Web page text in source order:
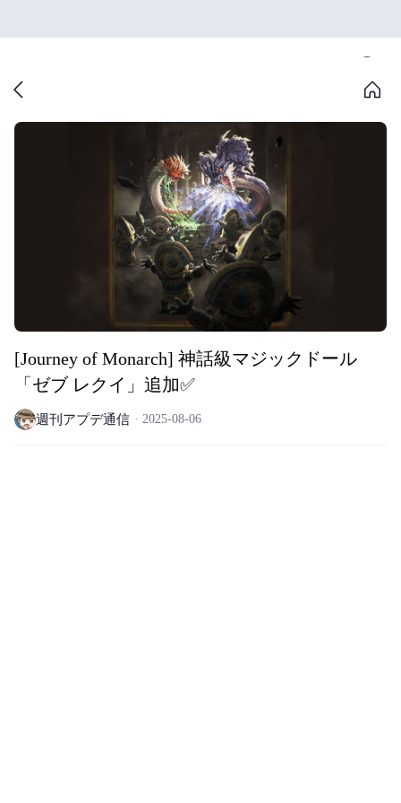
[Journey of Monarch] 神話級マジックドール
「ゼブ レクイ」追加✅
週刊アプデ通信 2025-08-06